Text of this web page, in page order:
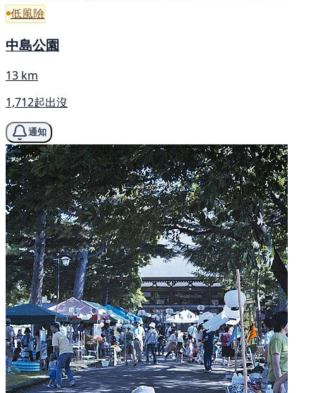
低風險
中島公園
13 km
1,712起出沒
通知